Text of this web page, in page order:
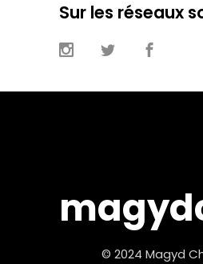
Sur les réseaux
© 2024 Magyd